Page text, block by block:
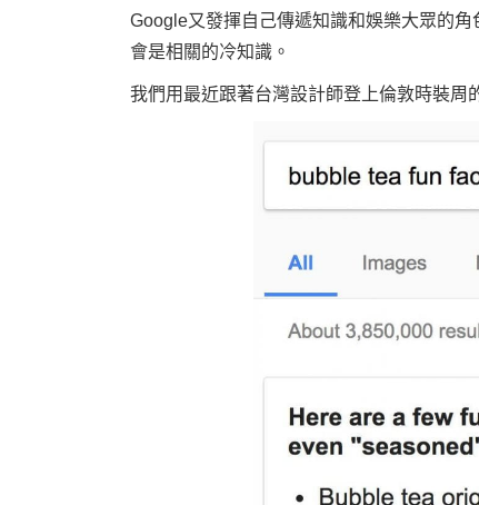
Google又發揮自己傳遞知識和娛樂大眾的
會是相關的冷知識。
我們用最近跟著台灣設計師登上倫敦時裝周